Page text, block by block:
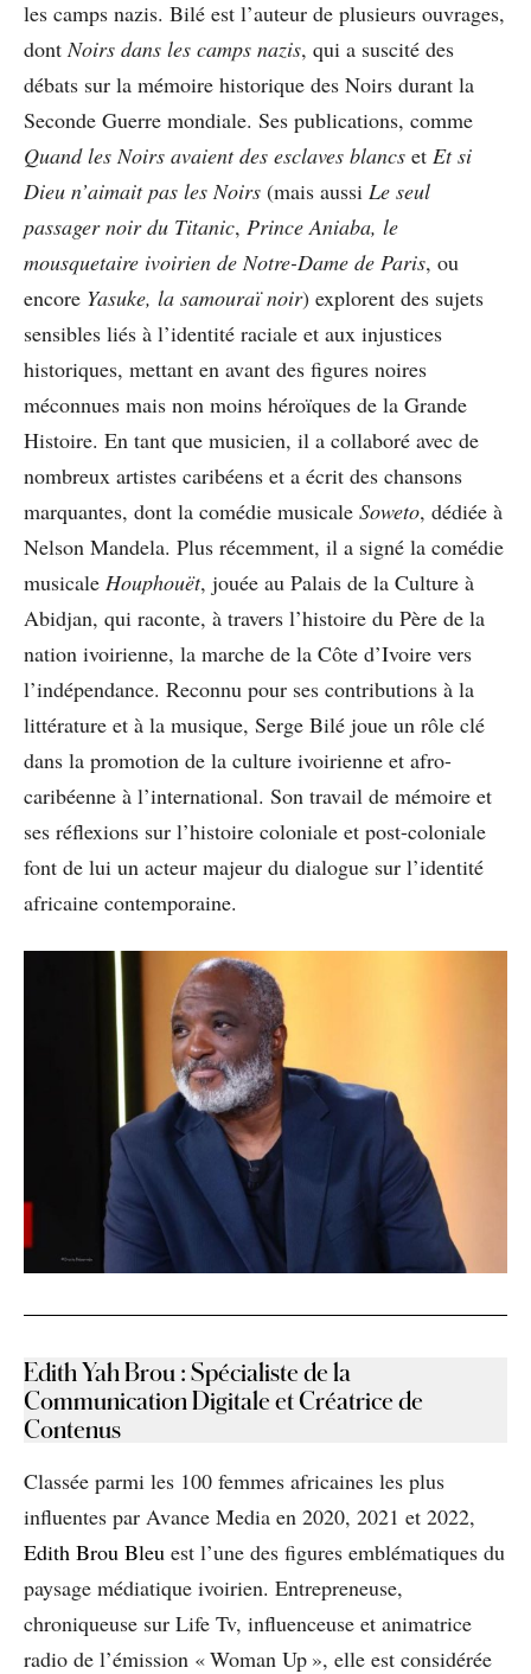
les camps nazis. Bilé est l’auteur de plusieurs ouvrages,
dont Noirs dans les camps nazis, qui a suscité des
débats sur la mémoire historique des Noirs durant la
Seconde Guerre mondiale. Ses publications, comme
Quand les Noirs avaient des esclaves blancs et Et si
Dieu n’aimait pas les Noirs (mais aussi Le seul
passager noir du Titanic, Prince Aniaba, le
mousquetaire ivoirien de Notre-Dame de Paris, ou
encore Yasuke, la samouraï noir) explorent des sujets
sensibles liés à l’identité raciale et aux injustices
historiques, mettant en avant des figures noires
méconnues mais non moins héroïques de la Grande
Histoire. En tant que musicien, il a collaboré avec de
nombreux artistes caribéens et a écrit des chansons
marquantes, dont la comédie musicale Soweto, dédiée à
Nelson Mandela. Plus récemment, il a signé la comédie
musicale Houphouët, jouée au Palais de la Culture à
Abidjan, qui raconte, à travers l’histoire du Père de la
nation ivoirienne, la marche de la Côte d’Ivoire vers
l’indépendance. Reconnu pour ses contributions à la
littérature et à la musique, Serge Bilé joue un rôle clé
dans la promotion de la culture ivoirienne et afro-
caribéenne à l’international. Son travail de mémoire et
ses réflexions sur l’histoire coloniale et post-coloniale
font de lui un acteur majeur du dialogue sur l’identité
africaine contemporaine.
Edith Yah Brou : Spécialiste de la
Communication Digitale et Créatrice de
Contenus
Classée parmi les 100 femmes africaines les plus
influentes par Avance Media en 2020, 2021 et 2022,
Edith Brou Bleu est l’une des figures emblématiques du
paysage médiatique ivoirien. Entrepreneuse,
chroniqueuse sur Life Tv, influenceuse et animatrice
radio de l’émission « Woman Up », elle est considérée